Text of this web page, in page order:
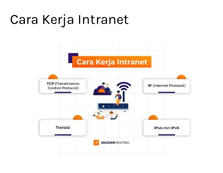
Cara Kerja Intranet